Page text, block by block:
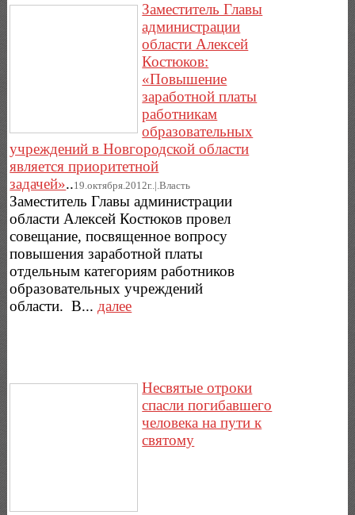
Заместитель Главы
администрации
области Алексей
Костюков:
«Повышение
заработной платы
работникам
образовательных
учреждений в Новгородской области
является приоритетной
задачей»..19.октября.2012г..|.Власть
Заместитель Главы администрации
области Алексей Костюков провел
совещание, посвященное вопросу
повышения заработной платы
отдельным категориям работников
образовательных учреждений
области. В... далее
Несвятые отроки
спасли погибавшего
человека на пути к
святому